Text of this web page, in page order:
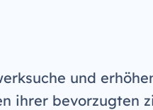
und
ihrer bevorzugten